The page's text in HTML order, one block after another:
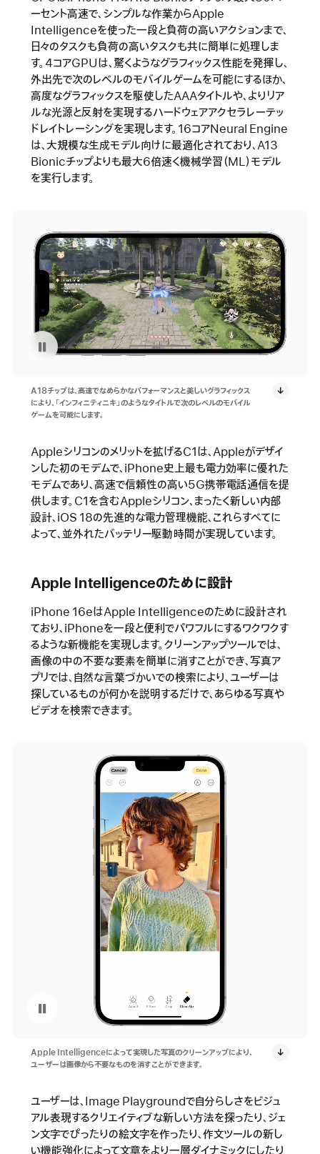
ーセント高速で、シンプルな作業からApple
Intelligenceを使った一段と負荷の高いアクションまで、
日々のタスクも負荷の高いタスクも共に簡単に処理しま
す。4コアGPUは、驚くようなグラフィックス性能を発揮し、
外出先で次のレベルのモバイルゲームを可能にするほか、
高度なグラフィックスを駆使したAAAタイトルや、よりリア
ルな光源と反射を実現するハードウェアアクセラレーテッ
ドレイトレーシングを実現します。16コアNeural Engine
は、大規模な生成モデル向けに最適化されており、A13
Bionicチップよりも最大6倍速く機械学習（ML）モデル
を実行します。
ビデオを停止 : iPhone 16eに表示されている「インフィニティニキ」
A18チップは、高速でなめらかなパフォーマンスと美しいグラフィックス
により、「インフィニティニキ」のようなタイトルで次のレベルのモバイル
ゲームを可能にします。
Appleシリコンのメリットを拡げるC1は、Appleがデザイ
ンした初のモデムで、iPhone史上最も電力効率に優れた
モデムであり、高速で信頼性の高い5G携帯電話通信を提
供します。C1を含むAppleシリコン、まったく新しい内部
設計、iOS 18の先進的な電力管理機能、これらすべてに
よって、並外れたバッテリー駆動時間が実現しています。
Apple Intelligenceのために設計
iPhone 16eはApple Intelligenceのために設計され
ており、iPhoneを一段と便利でパワフルにするワクワクす
るような新機能を実現します。クリーンアップツールでは、
画像の中の不要な要素を簡単に消すことができ、写真ア
プリでは、自然な言葉づかいでの検索により、ユーザーは
探しているものが何かを説明するだけで、あらゆる写真や
ビデオを検索できます。
ビデオを停止 : iPhone 16eのクリーンアップ
Apple Intelligenceによって実現した写真のクリーンアップにより、
ユーザーは画像から不要なものを消すことができます。
ユーザーは、Image Playgroundで自分らしさをビジュ
アル表現するクリエイティブな新しい方法を探ったり、ジェ
ン文字でぴったりの絵文字を作ったり、作文ツールの新し
い機能強化によって文章をより一層ダイナミックにしたり